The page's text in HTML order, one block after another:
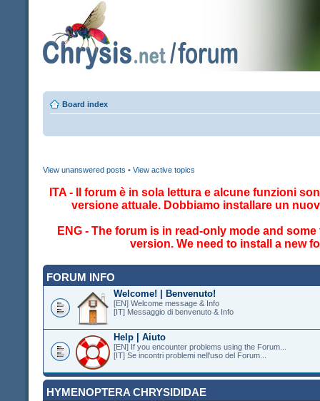
Board index
View unanswered posts • View active topics
ITA - Il forum è in sola lettura e alcune funzioni
versione attuale. Dobbiamo installare un
ENG - The forum is in read-only mode and
version. We need to install a new
FORUM INFO
Welcome! | Benvenuto!
[EN] Welcome message & Info
[IT] Messaggio di benvenuto & Info
Help | Aiuto
[EN] If you encounter problems using the Forum...
[IT] Se incontri problemi nell'uso del Forum...
HYMENOPTERA CHRYSIDIDAE